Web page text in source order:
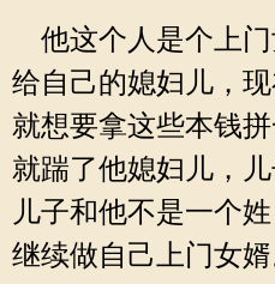
他这个人是个上
给自己的媳妇儿，
就想要拿这些本钱
就踹了他媳妇儿，
儿子和他不是一个
继续做自己上门女婿